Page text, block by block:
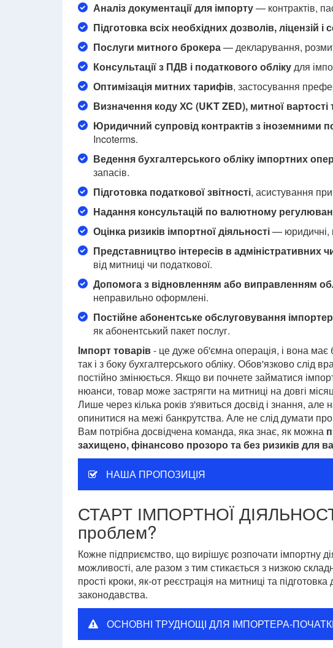
Аналіз документації для імпорту— контрактів,
Підготовка всіх необхідних дозволів, ліцензій і
Послуги митного брокера— декларування,
Консультації з ПДВ і податкового облікудля
Оптимізація митних тарифів, застосування
Визначення коду ХС (UKT ZED), митної вартості
Юридичний супровід контрактів з іноземними
Incoterms.
Ведення бухгалтерського обліку імпортних
запасів.
Підготовка податкової звітності, асистування
Надання консультацій по валютному
Оцінка ризиків імпортної діяльності— юридичні,
Представництво інтересів в адміністративних
від митниці чи податкової.
Допомога з відновленням або виправленням
неправильно оформлені.
Постійне абонентське обслуговування
як абонентський пакет послуг.
Імпорт товарів- це дуже об'ємна операція, і вона має
так і з боку бухгалтерського обліку. Обов'язково слід
постійно змінюється. Якщо ви почнете займатися
нюанси, товар може застрягти на митниці на довгі
Лише через кілька років з'явиться досвід і знання,
опинитися на межі банкрутства. Але не слід думати
Вам потрібна досвідчена команда, яка знає, як можна
захищено, фінансово прозоро та без ризиків для
НАША ПРОПОЗИЦІЯ
СТАРТ ІМПОРТНОЇ
проблем?
Кожне підприємство, що вирішує розпочати імпортну
можливості, але разом з тим стикається з низкою
прості кроки, як-от реєстрація на митниці та
законодавства.
ОСНОВНІ ТРУДНОЩІ ДЛЯ ІМПОРТЕРА-